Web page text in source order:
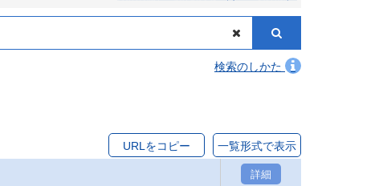
検索のしかた
URLをコピー 一覧形式で表示
詳細